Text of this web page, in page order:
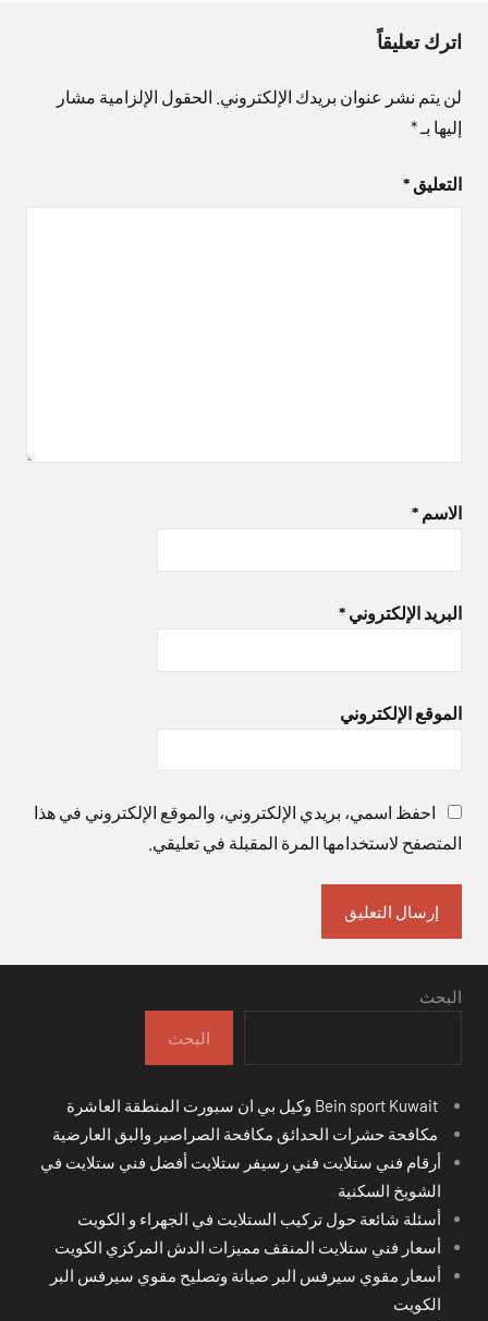
اترك تعليقاً
لن يتم نشر عنوان بريدك الإلكتروني. الحقول الإلزامية مشار
إليها بـ*
التعليق *
الاسم *
البريد الإلكتروني *
الموقع الإلكتروني
احفظ اسمي، بريدي الإلكتروني، والموقع الإلكتروني في هذا
المتصفح لاستخدامها المرة المقبلة في تعليقي.
البحث
البحث
مكافحة حشرات الحدائق مكافحة الصراصير والبق العارضية
أرقام فني ستلايت فني رسيفر ستلايت أفضل فني ستلايت في
الشويخ السكنية
أسئلة شائعة حول تركيب الستلايت في الجهراء و الكويت
أسعار فني ستلايت المنقف مميزات الدش المركزي الكويت
أسعار مقوي سيرفس البر صيانة وتصليح مقوي سيرفس البر
الكويت